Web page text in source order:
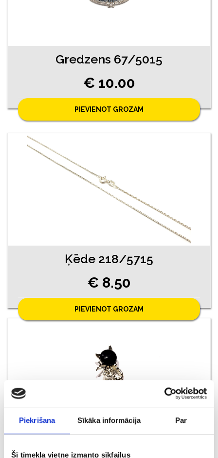
Piekrišana Sīkāka informācija Par
Šī tīmekļa vietne izmanto sīkfailus
Gredzens 67/5015
€ 10.00
PIEVIENOT GROZAM
Ķēde 218/5715
€ 8.50
PIEVIENOT GROZAM